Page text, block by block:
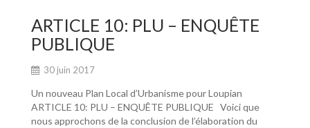
o
o
k
er
ARTICLE 10: PLU – ENQUÊTE
PUBLIQUE
30 juin 2017
Un nouveau Plan Local d’Urbanisme pour Loupian
ARTICLE 10: PLU – ENQUÊTE PUBLIQUE Voici que
nous approchons de la conclusion de l’élaboration du